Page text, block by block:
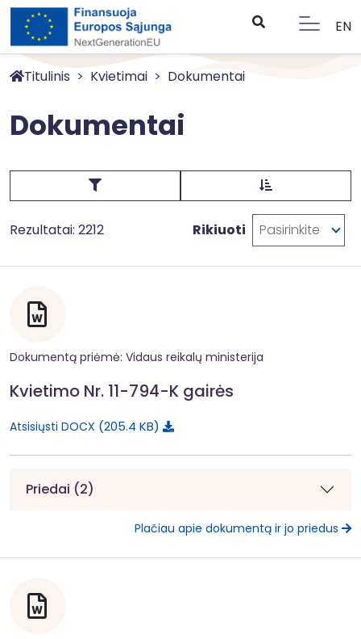
EN
Titulinis Kvietimai Dokumentai
Dokumentai
Rezultatai: 2212 Rikiuoti Pasirinkite
Dokumentą priėmė: Vidaus reikalų ministerija
Kvietimo Nr. 11-794-K gairės
Atsisiųsti DOCX 205.4 KB
Priedai (2)
Plačiau apie dokumentą ir jo priedus